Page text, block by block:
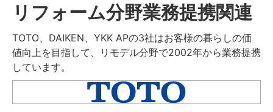
リフォーム分野業務提携関連
TOTO、DAIKEN、YKK APの3社はお客様の暮らしの価
値向上を目指して、リモデル分野で2002年から業務提携
しています。